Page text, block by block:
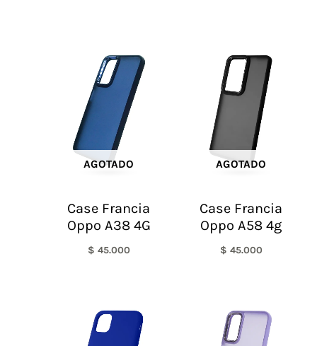
AGOTADO
Case Francia
Oppo A38 4G
$ 45.000
AGOTADO
Case Francia
Oppo A58 4g
$ 45.000